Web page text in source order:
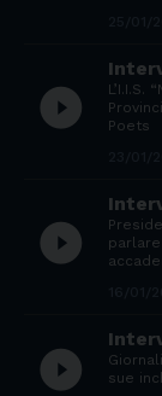
play_circle_filled
L’I.I.S.
Poets
play_circle_filled
play_circle_filled
sue